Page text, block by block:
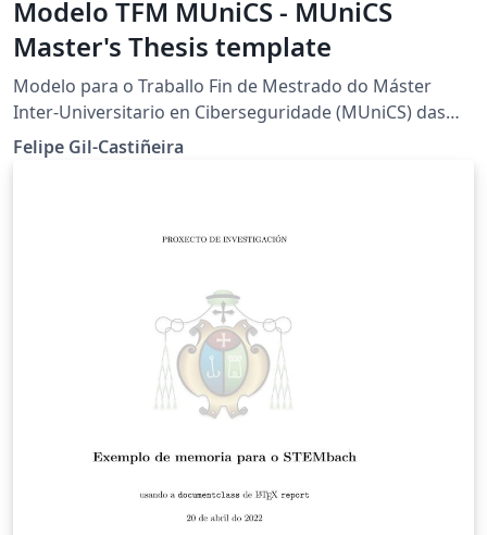
Modelo TFM MUniCS - MUniCS
Master's Thesis template
Modelo para o Traballo Fin de Mestrado do Máster
Inter-Universitario en Ciberseguridade (MUniCS) das
Universidades de Vigo e da Coruña. Baseado en Clean
Thesis de Ricardo Langner MUniCS Master's Thesis
Felipe Gil-Castiñeira